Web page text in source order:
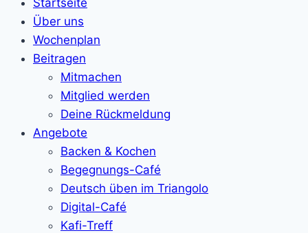
Startseite
Über uns
Wochenplan
Beitragen
Mitmachen
Mitglied werden
Deine Rückmeldung
Angebote
Backen & Kochen
Begegnungs-Café
Deutsch üben im Triangolo
Digital-Café
Kafi-Treff